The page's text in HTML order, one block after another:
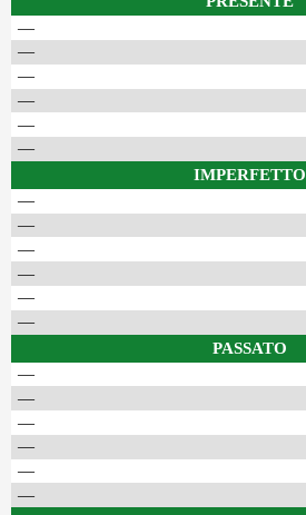
—
—
—
—
—
—
IMPERFETTO
—
—
—
—
—
—
PASSATO
—
—
—
—
—
—